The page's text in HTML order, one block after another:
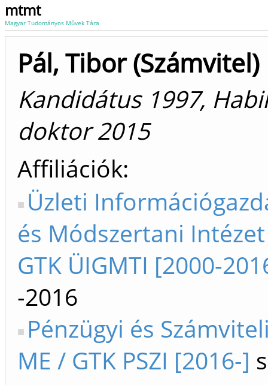
mtmt
Magyar Tudományos Művek Tára
Pál, Tibor (Számvitel)
Kandidátus 1997,
doktor 2015
Affiliációk
Üzleti
és Módszertani
GTK ÜIGMTI [2000-
-2016
Pénzügyi és
ME / GTK PSZI [2016-]